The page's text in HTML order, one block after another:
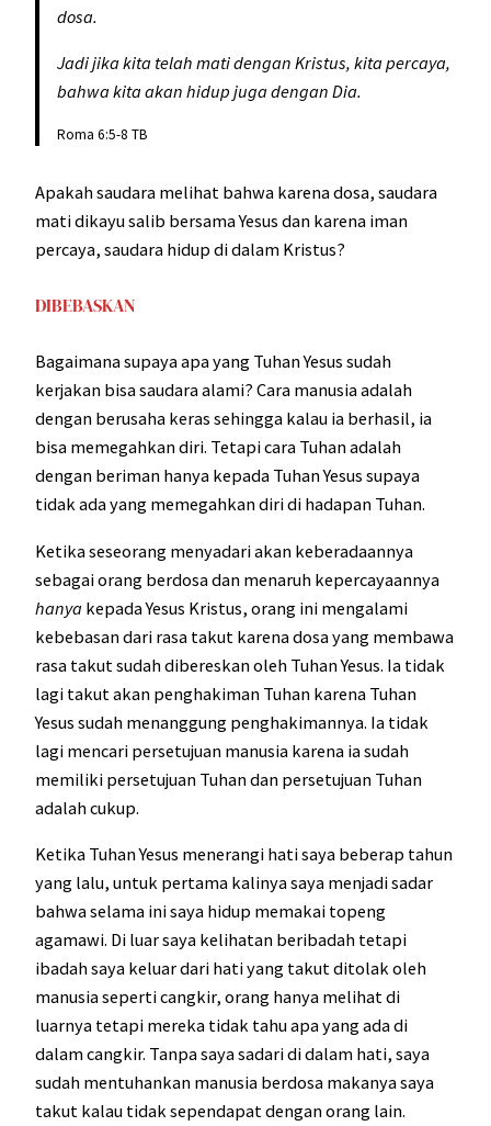
dosa.
Jadi jika kita telah mati dengan Kristus, kita percaya,
bahwa kita akan hidup juga dengan Dia.
Roma 6:5-8 TB
Apakah saudara melihat bahwa karena dosa, saudara
mati dikayu salib bersama Yesus dan karena iman
percaya, saudara hidup di dalam Kristus?
DIBEBASKAN
Bagaimana supaya apa yang Tuhan Yesus sudah
kerjakan bisa saudara alami? Cara manusia adalah
dengan berusaha keras sehingga kalau ia berhasil, ia
bisa memegahkan diri. Tetapi cara Tuhan adalah
dengan beriman hanya kepada Tuhan Yesus supaya
tidak ada yang memegahkan diri di hadapan Tuhan.
Ketika seseorang menyadari akan keberadaannya
sebagai orang berdosa dan menaruh kepercayaannya
hanya kepada Yesus Kristus, orang ini mengalami
kebebasan dari rasa takut karena dosa yang membawa
rasa takut sudah dibereskan oleh Tuhan Yesus. Ia tidak
lagi takut akan penghakiman Tuhan karena Tuhan
Yesus sudah menanggung penghakimannya. Ia tidak
lagi mencari persetujuan manusia karena ia sudah
memiliki persetujuan Tuhan dan persetujuan Tuhan
adalah cukup.
Ketika Tuhan Yesus menerangi hati saya beberap tahun
yang lalu, untuk pertama kalinya saya menjadi sadar
bahwa selama ini saya hidup memakai topeng
agamawi. Di luar saya kelihatan beribadah tetapi
ibadah saya keluar dari hati yang takut ditolak oleh
manusia seperti cangkir, orang hanya melihat di
luarnya tetapi mereka tidak tahu apa yang ada di
dalam cangkir. Tanpa saya sadari di dalam hati, saya
sudah mentuhankan manusia berdosa makanya saya
takut kalau tidak sependapat dengan orang lain.